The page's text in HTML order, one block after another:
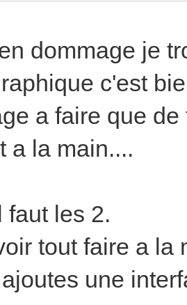
dommage je
c'est
a faire que
a la main....
faut les 2.
tout faire a la
une